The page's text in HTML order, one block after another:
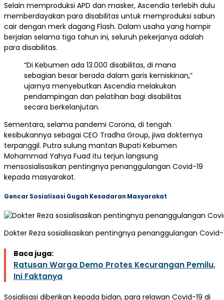
Selain memproduksi APD dan masker, Ascendia terlebih dulu
memberdayakan para disabilitas untuk memproduksi sabun
cair dengan merk dagang Flash. Dalam usaha yang hampir
berjalan selama tiga tahun ini, seluruh pekerjanya adalah
para disabilitas.
“Di Kebumen ada 13.000 disabilitas, di mana
sebagian besar berada dalam garis kemiskinan,”
ujarnya menyebutkan Ascendia melakukan
pendampingan dan pelatihan bagi disabilitas
secara berkelanjutan.
Sementara, selama pandemi Corona, di tengah
kesibukannya sebagai CEO Tradha Group, jiwa dokternya
terpanggil. Putra sulung mantan Bupati Kebumen
Mohammad Yahya Fuad itu terjun langsung
mensosialisasikan pentingnya penanggulangan Covid-19
kepada masyarakat.
Gencar Sosialisasi Gugah Kesadaran Masyarakat
Dokter Reza sosialisasikan pentingnya penanggulangan
Baca juga:
Ratusan Warga Demo Protes Kecurangan Pemilu,
Ini Faktanya
Sosialisasi diberikan kepada bidan, para relawan Covid-19 di